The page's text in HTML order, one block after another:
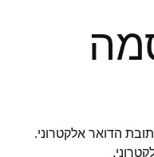
הדואר אלקטרוני.